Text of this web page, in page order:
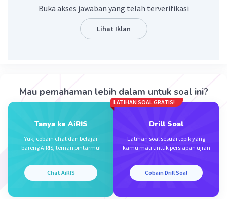
M T Level 1
Bg
Beri Rating
Buka akses jawaban yang telah terverifikasi
Lihat Iklan
Mau pemahaman lebih dalam untuk soal ini?
Tanya ke AiRIS
Yuk, cobain chat dan belajar
bareng AiRIS, teman pintarmu!
Chat AiRIS
LATIHAN SOAL GRATIS!
Drill Soal
Latihan soal sesuai topik yang
kamu mau untuk persiapan ujian
Cobain Drill Soal